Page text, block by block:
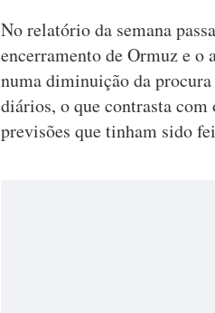
No relatório da semana
encerramento de Ormuz e o
numa diminuição da
diários, o que contrasta
previsões que tinham sido